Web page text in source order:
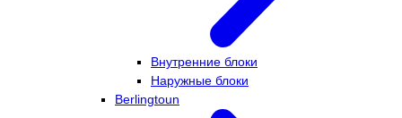
Внутренние блоки
Наружные блоки
Berlingtoun